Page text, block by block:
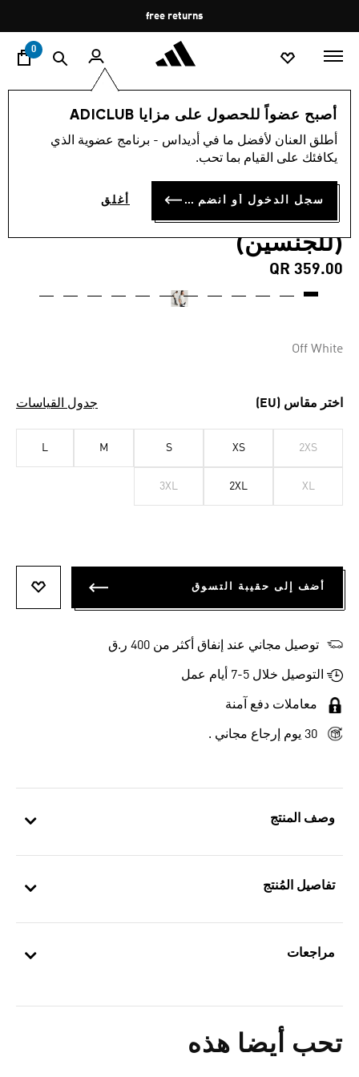
Pause
promotion
rotation
free returns
0
أصبح عضواً للحصول على مزايا ADICLUB
أطلق العنان لأفضل ما في أديداس - برنامج عضوية الذي
يكافئك على القيام بما تحب.
سجل الدخول أو انضم الآن أغلق
وصف المنتج
تفاصيل المُنتج
مراجعات
تحب أيضا هذه
الرياضات كرة القدم الملابس
متوسط
قيمة
4.9
5
نجوم.
Read
4.9 (57)
قميص NEWCASTLE UNITED
FC TERRACE ICONS
(للجنسين)
QR 359.00
Off White
اختر مقاس (EU) جدول القياسات
2XS
XS
S
M
L
XL
2XL
3XL
أضف إلى حقيبة التسوق
توصيل مجاني عند إنفاق أكثر من 400 ر.ق
التوصيل خلال 5-7 أيام عمل
معاملات دفع آمنة